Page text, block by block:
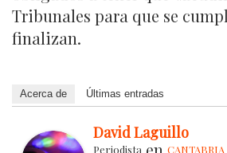
Tribunales para que se
finalizan.
Acerca de Últimas entradas
David Laguillo
Periodista